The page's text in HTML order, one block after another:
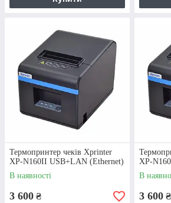
Термопринтер HS-
витривала та надійна.
Термопринтер чеків Xprinter
XP-N160II USB+LAN (Ethernet)
В наявності
3 600 ₴
XP-
В
3 600 ₴